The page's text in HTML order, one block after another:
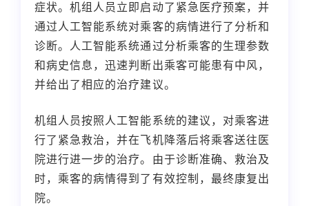
症状。机组人员立即启动了紧急医疗预案，并
通过人工智能系统对乘客的病情进行了分析和
诊断。人工智能系统通过分析乘客的生理参数
和病史信息，迅速判断出乘客可能患有中风，
并给出了相应的治疗建议。
机组人员按照人工智能系统的建议，对乘客进
行了紧急救治，并在飞机降落后将乘客送往医
院进行进一步的治疗。由于诊断准确、救治及
时，乘客的病情得到了有效控制，最终康复出
院。